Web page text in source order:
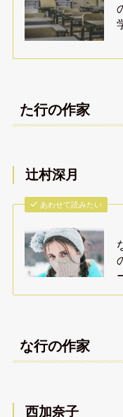
た行の作家
辻村深月
あわせて読みたい
な行の作家
西加奈子